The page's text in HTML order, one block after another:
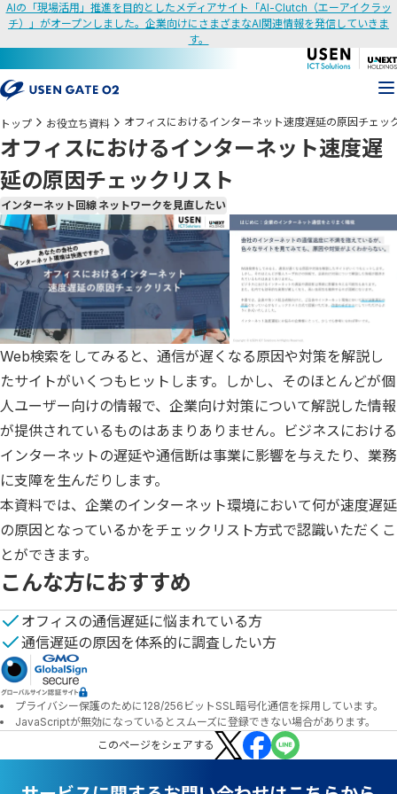
AIの「現場活用」推進を目的としたメディアサイト「AI-Clutch（エーアイクラッ
チ）」がオープンしました。企業向けにさまざまなAI関連情報を発信していきま
す。
トップ お役立ち資料 オフィスにおけるインターネット速度遅延の原因チェッ
オフィスにおけるインターネット速度遅
延の原因チェックリスト
インターネット回線 ネットワークを見直したい
Web検索をしてみると、通信が遅くなる原因や対策を解説し
たサイトがいくつもヒットします。しかし、そのほとんどが個
人ユーザー向けの情報で、企業向け対策について解説した情報
が提供されているものはあまりありません。ビジネスにおける
インターネットの遅延や通信断は事業に影響を与えたり、業務
に支障を生んだりします。
本資料では、企業のインターネット環境において何が速度遅延
の原因となっているかをチェックリスト方式で認識いただくこ
とができます。
こんな方におすすめ
オフィスの通信遅延に悩まれている方
通信遅延の原因を体系的に調査したい方
プライバシー保護のために128/256ビットSSL暗号化通信を採用しています。
JavaScriptが無効になっているとスムーズに登録できない場合があります。
このページをシェアする